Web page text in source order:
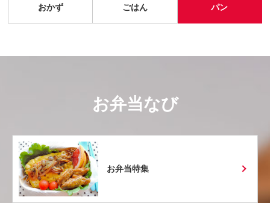
おかず ごはん パン
お弁当なび
お弁当特集